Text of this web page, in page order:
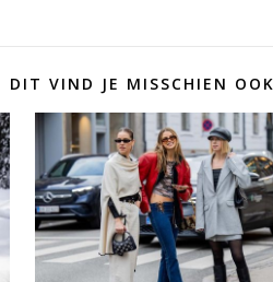
DIT VIND JE MISSCHIEN